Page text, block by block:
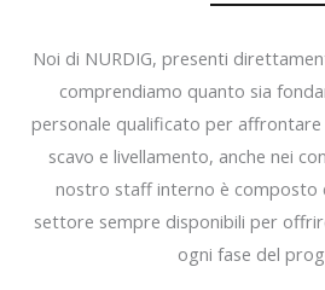
Noi di NURDIG, presenti
comprendiamo quanto sia
personale qualificato per affrontare
scavo e livellamento, anche nei
nostro staff interno è composto
settore sempre disponibili per
ogni fase del